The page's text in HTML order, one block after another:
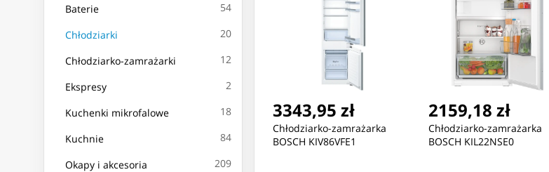
Baterie 54
Chłodziarki 20
Chłodziarko-zamrażarki 12
Ekspresy 2
Kuchenki mikrofalowe 18
Kuchnie 84
Okapy i akcesoria 209
3343,95 zł
Chłodziarko-zamrażarka
BOSCH KIV86VFE1
2159,18 zł
Chłodziarko-zamrażarka
BOSCH KIL22NSE0